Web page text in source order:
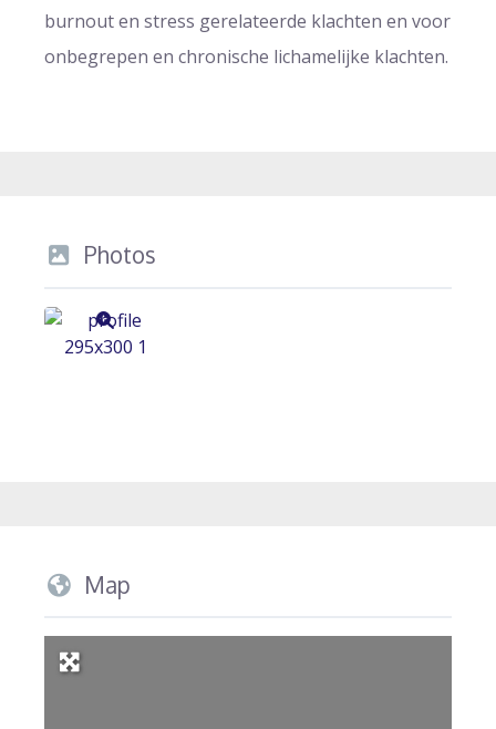
burnout en stress gerelateerde klachten en voor
onbegrepen en chronische lichamelijke klachten.
Photos
Map